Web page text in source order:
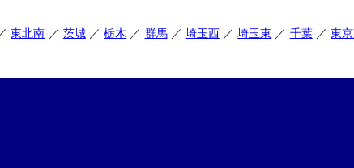
東北南 茨城 栃木 群馬 埼玉西 埼玉東 千葉 東